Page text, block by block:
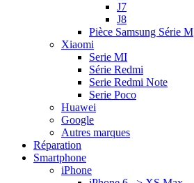
J7
J8
Pièce Samsung Série M
Xiaomi
Serie MI
Série Redmi
Serie Redmi Note
Serie Poco
Huawei
Google
Autres marques
Réparation
Smartphone
iPhone